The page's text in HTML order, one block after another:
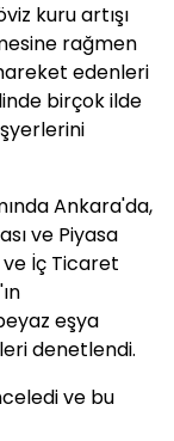
kuru artışı
rağmen
edenleri
birçok ilde
Ankara'da,
ve Piyasa
İç Ticaret
eşya
denetlendi.
ve bu